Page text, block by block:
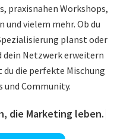
praxisnahen Workshops,
und vielem mehr. Ob du
planst oder
dein Netzwerk erweitern
die perfekte Mischung
und Community.
die Marketing leben.